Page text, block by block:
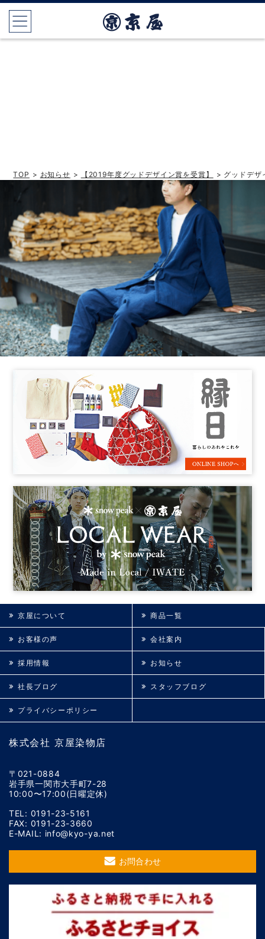
TOP > お知らせ > 【2019年度グッドデザイン賞を受賞】 > グッドデ
株式会社 京屋染物店
〒021-0884
岩手県一関市大手町7-28
10:00〜17:00(日曜定休)
TEL: 0191-23-5161
FAX: 0191-23-3660
E-MAIL: info@kyo-ya.net
お問合わせ
京屋について 商品一覧
お客様の声 会社案内
採用情報 お知らせ
社長ブログ スタッフブログ
プライバシーポリシー